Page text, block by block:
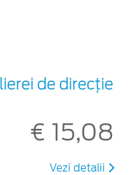
de direcţie
€ 15,08
Vezi detalii